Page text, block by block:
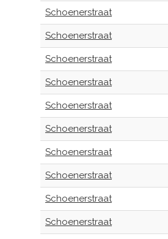
Schoenerstraat
Schoenerstraat
Schoenerstraat
Schoenerstraat
Schoenerstraat
Schoenerstraat
Schoenerstraat
Schoenerstraat
Schoenerstraat
Schoenerstraat